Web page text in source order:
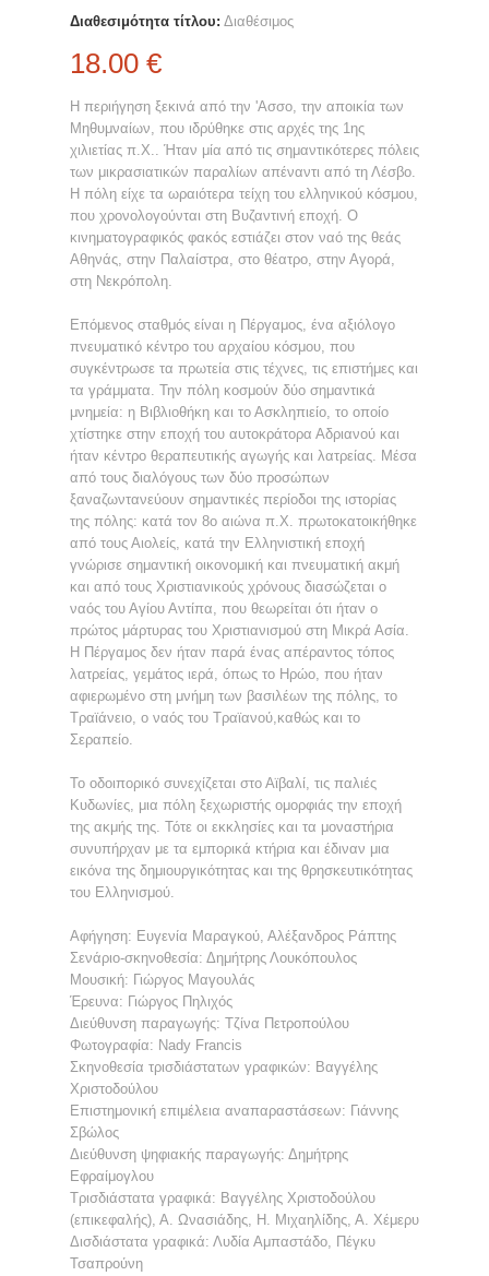
Διαθεσιμότητα τίτλου: Διαθέσιμος
18.00 €
Η περιήγηση ξεκινά από την 'Ασσο, την αποικία των
Μηθυμναίων, που ιδρύθηκε στις αρχές της 1ης
χιλιετίας π.Χ.. Ήταν μία από τις σημαντικότερες πόλεις
των μικρασιατικών παραλίων απέναντι από τη Λέσβο.
Η πόλη είχε τα ωραιότερα τείχη του ελληνικού κόσμου,
που χρονολογούνται στη Βυζαντινή εποχή. Ο
κινηματογραφικός φακός εστιάζει στον ναό της θεάς
Αθηνάς, στην Παλαίστρα, στο θέατρο, στην Αγορά,
στη Νεκρόπολη.
Επόμενος σταθμός είναι η Πέργαμος, ένα αξιόλογο
πνευματικό κέντρο του αρχαίου κόσμου, που
συγκέντρωσε τα πρωτεία στις τέχνες, τις επιστήμες και
τα γράμματα. Την πόλη κοσμούν δύο σημαντικά
μνημεία: η Βιβλιοθήκη και το Ασκληπιείο, το οποίο
χτίστηκε στην εποχή του αυτοκράτορα Αδριανού και
ήταν κέντρο θεραπευτικής αγωγής και λατρείας. Μέσα
από τους διαλόγους των δύο προσώπων
ξαναζωντανεύουν σημαντικές περίοδοι της ιστορίας
της πόλης: κατά τον 8ο αιώνα π.Χ. πρωτοκατοικήθηκε
από τους Αιολείς, κατά την Ελληνιστική εποχή
γνώρισε σημαντική οικονομική και πνευματική ακμή
και από τους Χριστιανικούς χρόνους διασώζεται ο
ναός του Αγίου Αντίπα, που θεωρείται ότι ήταν ο
πρώτος μάρτυρας του Χριστιανισμού στη Μικρά Ασία.
Η Πέργαμος δεν ήταν παρά ένας απέραντος τόπος
λατρείας, γεμάτος ιερά, όπως το Ηρώο, που ήταν
αφιερωμένο στη μνήμη των βασιλέων της πόλης, το
Τραϊάνειο, ο ναός του Τραϊανού,καθώς και το
Σεραπείο.
Το οδοιπορικό συνεχίζεται στο Αϊβαλί, τις παλιές
Κυδωνίες, μια πόλη ξεχωριστής ομορφιάς την εποχή
της ακμής της. Τότε οι εκκλησίες και τα μοναστήρια
συνυπήρχαν με τα εμπορικά κτήρια και έδιναν μια
εικόνα της δημιουργικότητας και της θρησκευτικότητας
του Ελληνισμού.
Αφήγηση: Ευγενία Μαραγκού, Αλέξανδρος Ράπτης
Σενάριο-σκηνοθεσία: Δημήτρης Λουκόπουλος
Μουσική: Γιώργος Μαγουλάς
Έρευνα: Γιώργος Πηλιχός
Διεύθυνση παραγωγής: Τζίνα Πετροπούλου
Φωτογραφία: Nady Francis
Σκηνοθεσία τρισδιάστατων γραφικών: Βαγγέλης
Χριστοδούλου
Επιστημονική επιμέλεια αναπαραστάσεων: Γιάννης
Σβώλος
Διεύθυνση ψηφιακής παραγωγής: Δημήτρης
Εφραίμογλου
Τρισδιάστατα γραφικά: Βαγγέλης Χριστοδούλου
(επικεφαλής), Α. Ωνασιάδης, Η. Μιχαηλίδης, Α. Χέμερυ
Δισδιάστατα γραφικά: Λυδία Αμπαστάδο, Πέγκυ
Τσαπρούνη